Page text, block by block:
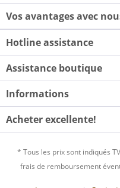
Vos avantages avec
Hotline assistance
Assistance boutique
Informations
Acheter excellente!
* Tous les prix sont indiqués
frais de remboursement